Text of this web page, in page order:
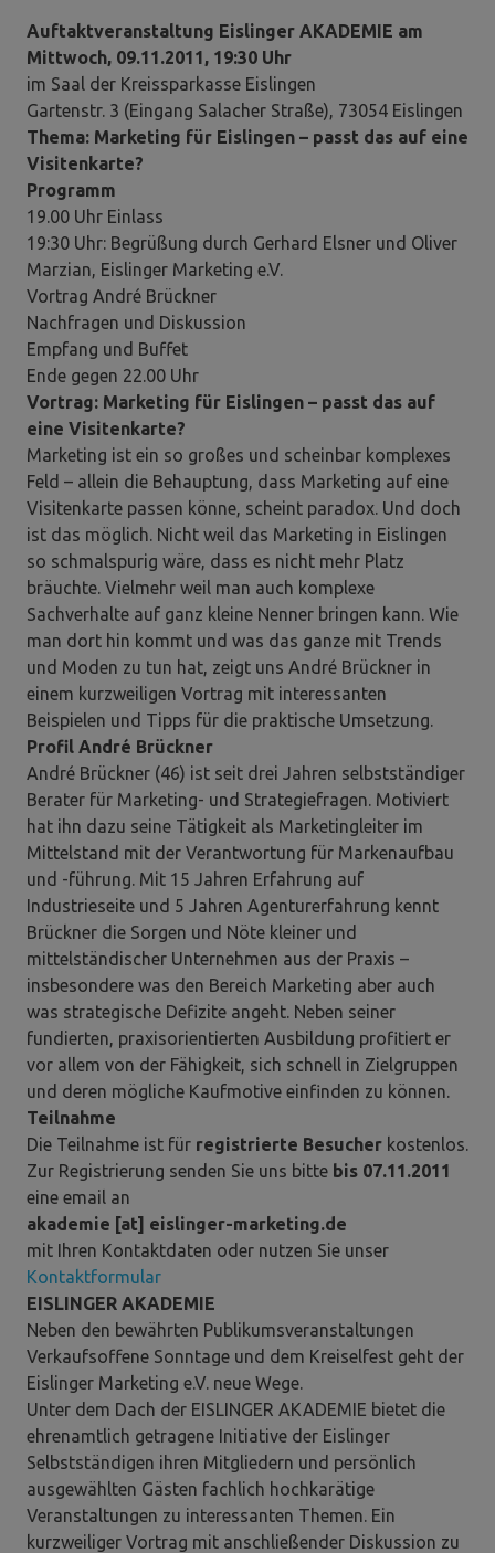
Auftaktveranstaltung Eislinger AKADEMIE am
Mittwoch, 09.11.2011, 19:30 Uhr
im Saal der Kreissparkasse Eislingen
Gartenstr. 3 (Eingang Salacher Straße), 73054 Eislingen
Thema: Marketing für Eislingen – passt das auf eine
Visitenkarte?
Programm
19.00 Uhr Einlass
19:30 Uhr: Begrüßung durch Gerhard Elsner und Oliver
Marzian, Eislinger Marketing e.V.
Vortrag André Brückner
Nachfragen und Diskussion
Empfang und Buffet
Ende gegen 22.00 Uhr
Vortrag: Marketing für Eislingen – passt das auf
eine Visitenkarte?
Marketing ist ein so großes und scheinbar komplexes
Feld – allein die Behauptung, dass Marketing auf eine
Visitenkarte passen könne, scheint paradox. Und doch
ist das möglich. Nicht weil das Marketing in Eislingen
so schmalspurig wäre, dass es nicht mehr Platz
bräuchte. Vielmehr weil man auch komplexe
Sachverhalte auf ganz kleine Nenner bringen kann. Wie
man dort hin kommt und was das ganze mit Trends
und Moden zu tun hat, zeigt uns André Brückner in
einem kurzweiligen Vortrag mit interessanten
Beispielen und Tipps für die praktische Umsetzung.
Profil André Brückner
André Brückner (46) ist seit drei Jahren selbstständiger
Berater für Marketing- und Strategiefragen. Motiviert
hat ihn dazu seine Tätigkeit als Marketingleiter im
Mittelstand mit der Verantwortung für Markenaufbau
und -führung. Mit 15 Jahren Erfahrung auf
Industrieseite und 5 Jahren Agenturerfahrung kennt
Brückner die Sorgen und Nöte kleiner und
mittelständischer Unternehmen aus der Praxis –
insbesondere was den Bereich Marketing aber auch
was strategische Defizite angeht. Neben seiner
fundierten, praxisorientierten Ausbildung profitiert er
vor allem von der Fähigkeit, sich schnell in Zielgruppen
und deren mögliche Kaufmotive einfinden zu können.
Teilnahme
Die Teilnahme ist für registrierte Besucher kostenlos.
Zur Registrierung senden Sie uns bitte bis 07.11.2011
eine email an
akademie [at] eislinger-marketing.de
mit Ihren Kontaktdaten oder nutzen Sie unser
Kontaktformular
EISLINGER AKADEMIE
Neben den bewährten Publikumsveranstaltungen
Verkaufsoffene Sonntage und dem Kreiselfest geht der
Eislinger Marketing e.V. neue Wege.
Unter dem Dach der EISLINGER AKADEMIE bietet die
ehrenamtlich getragene Initiative der Eislinger
Selbstständigen ihren Mitgliedern und persönlich
ausgewählten Gästen fachlich hochkarätige
Veranstaltungen zu interessanten Themen. Ein
kurzweiliger Vortrag mit anschließender Diskussion zu